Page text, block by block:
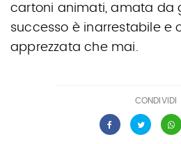
cartoni animati, amata da
successo è inarrestabile e
apprezzata che mai.
CONDIVIDI